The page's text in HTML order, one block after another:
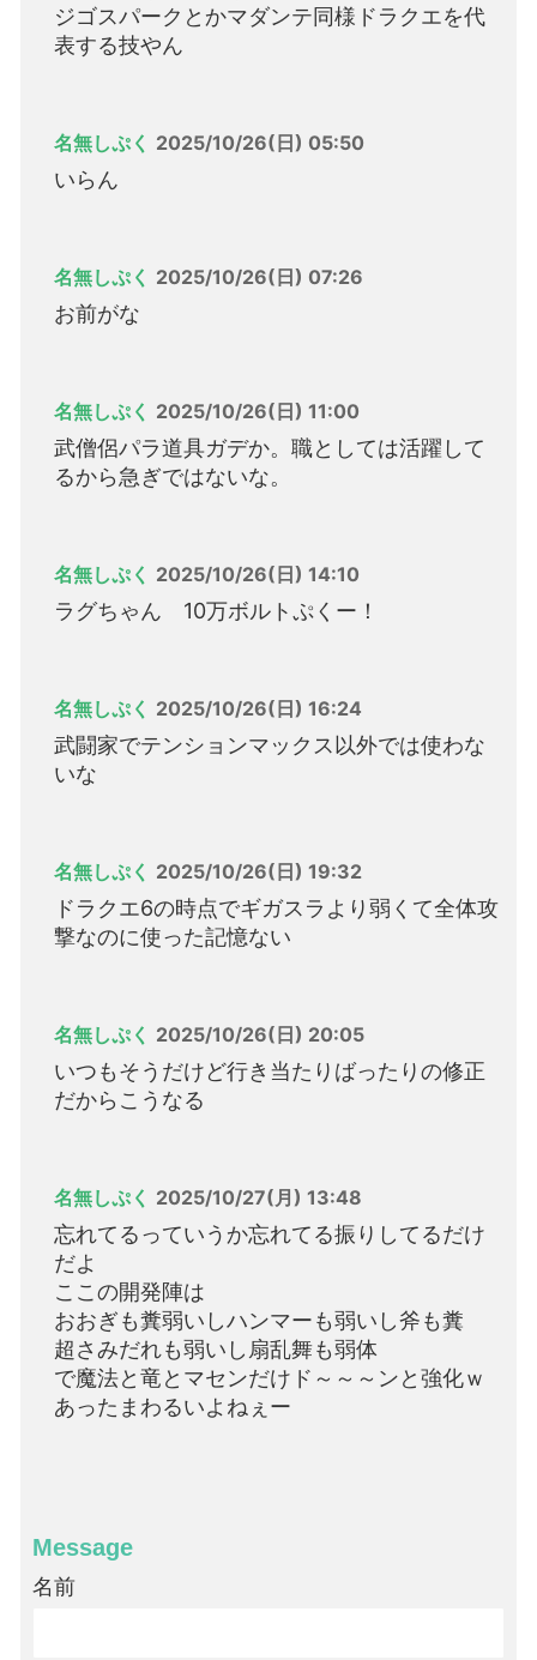
ジゴスパークとかマダンテ同様ドラクエを代
表する技やん
名無しぷく 2025/10/26(日) 05:50
いらん
名無しぷく 2025/10/26(日) 07:26
お前がな
名無しぷく 2025/10/26(日) 11:00
武僧侶パラ道具ガデか。職としては活躍して
るから急ぎではないな。
名無しぷく 2025/10/26(日) 14:10
ラグちゃん 10万ボルトぷくー！
名無しぷく 2025/10/26(日) 16:24
武闘家でテンションマックス以外では使わな
いな
名無しぷく 2025/10/26(日) 19:32
ドラクエ6の時点でギガスラより弱くて全体攻
撃なのに使った記憶ない
名無しぷく 2025/10/26(日) 20:05
いつもそうだけど行き当たりばったりの修正
だからこうなる
名無しぷく 2025/10/27(月) 13:48
忘れてるっていうか忘れてる振りしてるだけ
だよ
ここの開発陣は
おおぎも糞弱いしハンマーも弱いし斧も糞
超さみだれも弱いし扇乱舞も弱体
で魔法と竜とマセンだけド～～～ンと強化ｗ
あったまわるいよねぇー
Message
名前